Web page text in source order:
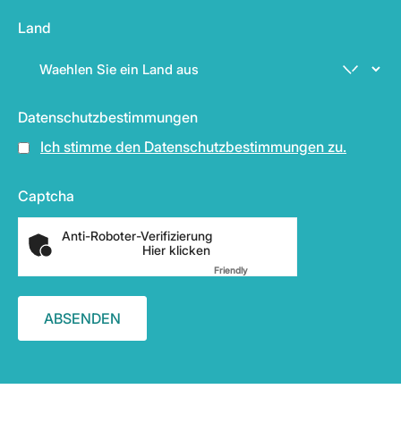
Land
Datenschutzbestimmungen
Ich stimme den Datenschutzbestimmungen zu.
Captcha
Anti-Roboter-Verifizierung
Hier klicken
FriendlyCaptcha ⇗